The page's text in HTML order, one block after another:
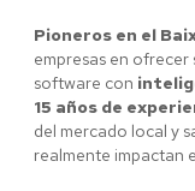
Pioneros en el
empresas en
software con
15 años de
del mercado local y
realmente impactan